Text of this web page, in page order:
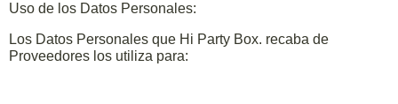
Uso de los Datos Personales:
Los Datos Personales que Hi Party Box. recaba de
Proveedores los utiliza para: